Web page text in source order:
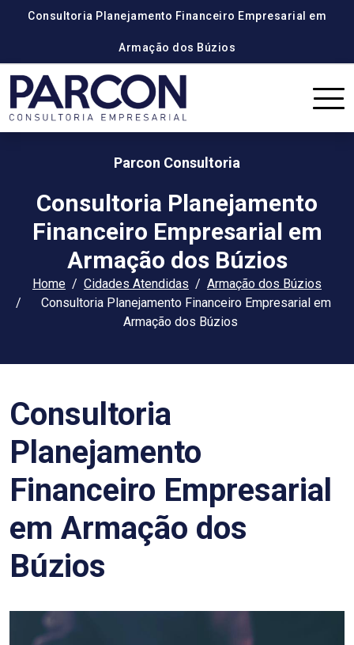
Consultoria Planejamento Financeiro Empresarial em
Armação dos Búzios
Parcon Consultoria
Consultoria Planejamento
Financeiro Empresarial em
Armação dos Búzios
Home Cidades Atendidas
Armação dos Búzios
Consultoria Planejamento Financeiro Empresarial em
Armação dos Búzios
Consultoria
Planejamento
Financeiro Empresarial
em Armação dos
Búzios